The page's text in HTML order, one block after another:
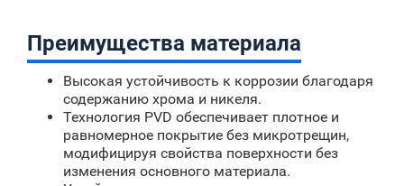
Преимущества материала
Высокая устойчивость к коррозии благодаря
содержанию хрома и никеля.
Технология PVD обеспечивает плотное и
равномерное покрытие без микротрещин,
модифицируя свойства поверхности без
изменения основного материала.